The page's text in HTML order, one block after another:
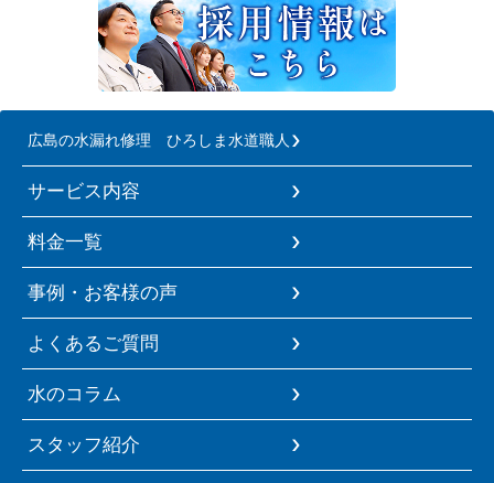
広島の水漏れ修理 ひろしま水道職人
サービス内容
料金一覧
事例・お客様の声
よくあるご質問
水のコラム
スタッフ紹介